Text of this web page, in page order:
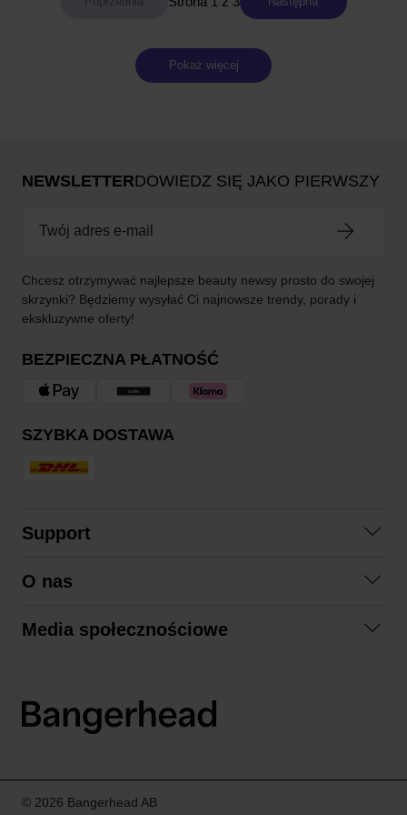
Pokaż więcej
NEWSLETTERDOWIEDZ SIĘ JAKO PIERWSZY
Chcesz otrzymywać najlepsze beauty newsy prosto do swojej
skrzynki? Będziemy wysyłać Ci najnowsze trendy, porady i
ekskluzywne oferty!
BEZPIECZNA PŁATNOŚĆ
SZYBKA DOSTAWA
Support
Regulamin zakupów
O nas
Zrównoważony rozwój
Media społecznościowe
LinkedIn
© 2026 Bangerhead AB